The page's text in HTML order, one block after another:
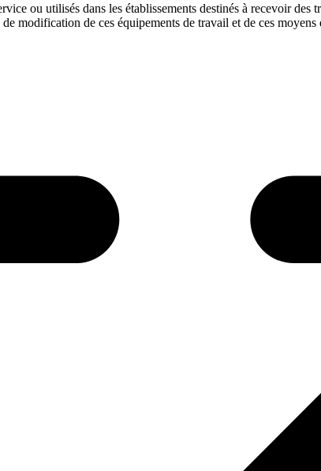
ou utilisés dans les établissements destinés à recevoir
modification de ces équipements de travail et de ces moyens